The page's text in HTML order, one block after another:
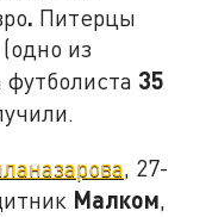
. Питерцы
из
35
, 27-
Малком